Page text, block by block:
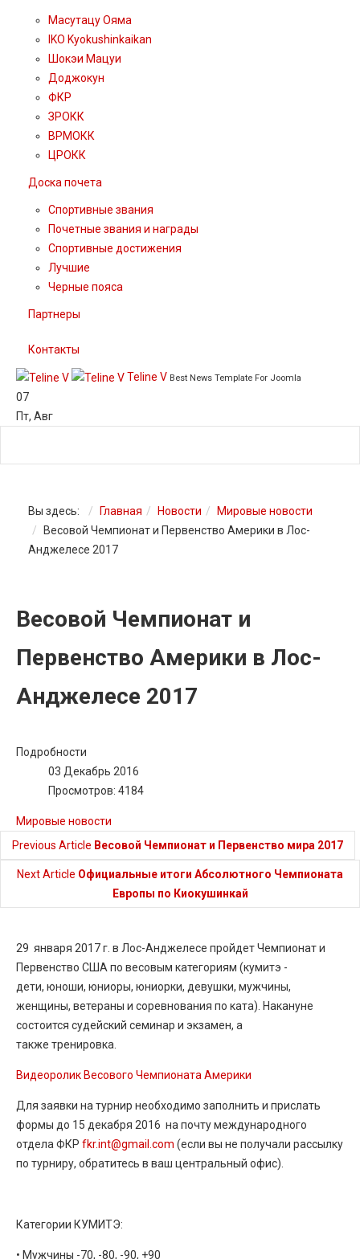
Масутацу Ояма
IKO Kyokushinkaikan
Шокэи Мацуи
Доджокун
ФКР
ЗРОКК
ВРМОКК
ЦРОКК
Доска почета
Спортивные звания
Почетные звания и награды
Спортивные достижения
Лучшие
Черные пояса
Партнеры
Контакты
Teline V Best News Template For Joomla
07
Пт, Авг
Вы здесь: Главная Новости
Мировые новости
Весовой Чемпионат и Первенство Америки в Лос-
Анджелесе 2017
Весовой Чемпионат и
Первенство Америки в Лос-
Анджелесе 2017
Подробности
03 Декабрь 2016
Просмотров: 4184
Мировые новости
Previous Article Весовой Чемпионат и Первенство мира 2017
Next Article Официальные итоги Абсолютного Чемпионата
Европы по Киокушинкай
29 января 2017 г. в Лос-Анджелесе пройдет Чемпионат и
Первенство США по весовым категориям (кумитэ -
дети, юноши, юниоры, юниорки, девушки, мужчины,
женщины, ветераны и соревнования по ката). Накануне
состоится судейский семинар и экзамен, а
также тренировка.
Видеоролик Весового Чемпионата Америки
Для заявки на турнир необходимо заполнить и прислать
формы до 15 декабря 2016 на почту международного
отдела ФКР fkr.int@gmail.com (если вы не получали рассылку
по турниру, обратитесь в ваш центральный офис).
Категории КУМИТЭ:
• Мужчины -70, -80, -90, +90